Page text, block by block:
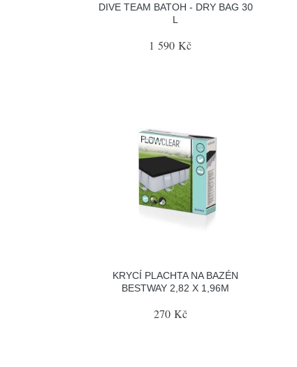
DIVE TEAM BATOH - DRY BAG 30
L
1 590 Kč
KRYCÍ PLACHTA NA BAZÉN
BESTWAY 2,82 X 1,96M
270 Kč